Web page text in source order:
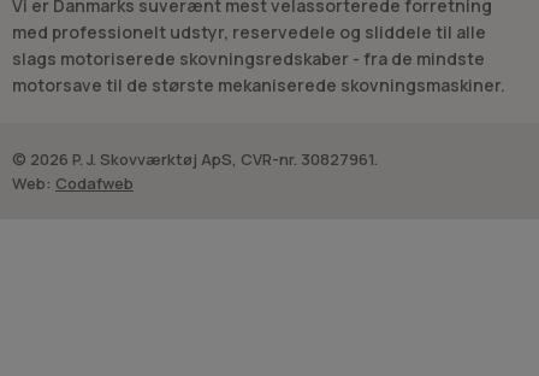
hækkeklippere.
Vi er Danmarks suverænt mest velassorterede forretning
med professionelt udstyr, reservedele og sliddele til alle
slags motoriserede skovningsredskaber - fra de mindste
motorsave til de største mekaniserede skovningsmaskiner.
© 2026 P. J. Skovværktøj ApS, CVR-nr. 30827961.
Web: Codafweb